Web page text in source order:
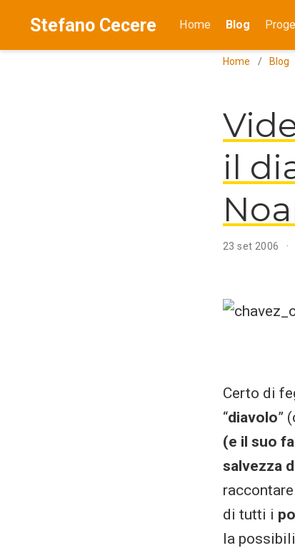
Stefano Cecere Home Blog
Home Blog
il
23 set 2006
Certo di
“diavolo”
(e il suo
salvezza
di tutti i
la